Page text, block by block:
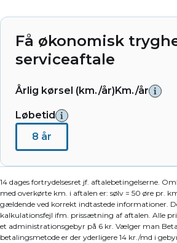
Få økonomisk
serviceaftale
Årlig kørsel (km./år)Km./år
Løbetid
8 år
14 dages fortrydelsesret jf. aftalebetingelserne.
med overkørte km. i aftalen er: sølv = 50 øre pr.
gældende ved korrekt indtastede informationer.
kalkulationsfejl ifm. prissætning af aftalen. Alle
et administrationsgebyr på 6 kr. Vælger man
betalingsmetode er der yderligere 14 kr./md i